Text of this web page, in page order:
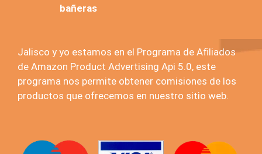
bañeras
Jalisco y yo estamos en el Programa de Afiliados
de Amazon Product Advertising Api 5.0, este
programa nos permite obtener comisiones de los
productos que ofrecemos en nuestro sitio web.